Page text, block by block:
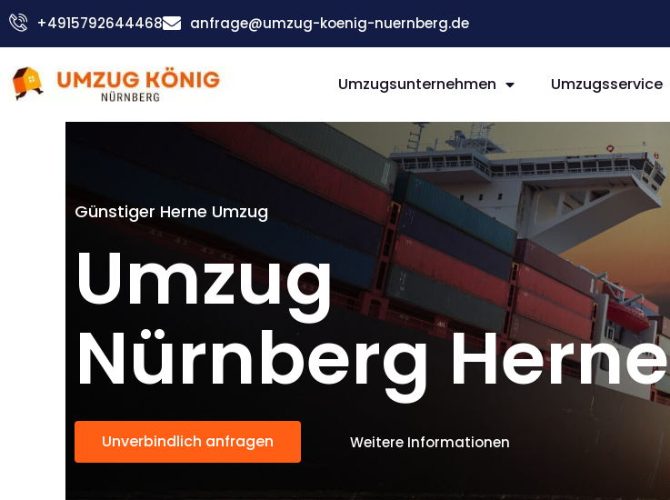
Zum
Inhalt
+4915792644468 anfrage@umzug-koenig-nuernberg.de
Umzugsunternehmen Umzugsservice
Günstiger Herne Umzug
Umzug
Nürnberg Herne
Unverbindlich anfragen Weitere Informationen